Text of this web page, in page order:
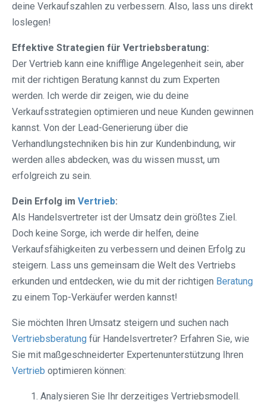
deine Verkaufszahlen zu verbessern. Also, lass uns direkt
loslegen!
Effektive Strategien für Vertriebsberatung:
Der Vertrieb kann eine knifflige Angelegenheit sein, aber
mit der richtigen Beratung kannst du zum Experten
werden. Ich werde dir zeigen, wie du deine
Verkaufsstrategien optimieren und neue Kunden gewinnen
kannst. Von der Lead-Generierung über die
Verhandlungstechniken bis hin zur Kundenbindung, wir
werden alles abdecken, was du wissen musst, um
erfolgreich zu sein.
Dein Erfolg im Vertrieb:
Als Handelsvertreter ist der Umsatz dein größtes Ziel.
Doch keine Sorge, ich werde dir helfen, deine
Verkaufsfähigkeiten zu verbessern und deinen Erfolg zu
steigern. Lass uns gemeinsam die Welt des Vertriebs
erkunden und entdecken, wie du mit der richtigen Beratung
zu einem Top-Verkäufer werden kannst!
Sie möchten Ihren Umsatz steigern und suchen nach
Vertriebsberatung für Handelsvertreter? Erfahren Sie, wie
Sie mit maßgeschneiderter Expertenunterstützung Ihren
Vertrieb optimieren können:
Analysieren Sie Ihr derzeitiges Vertriebsmodell.